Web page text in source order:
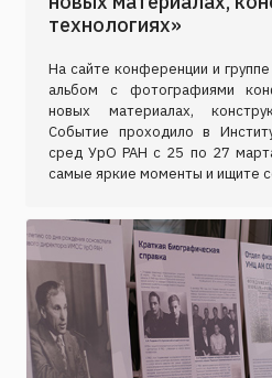
технологиях»
На сайте конференции и
альбом с фотографиями
новых материалах,
Событие проходило в
сред УрО РАН с 25 по 27
самые яркие моменты и ищите